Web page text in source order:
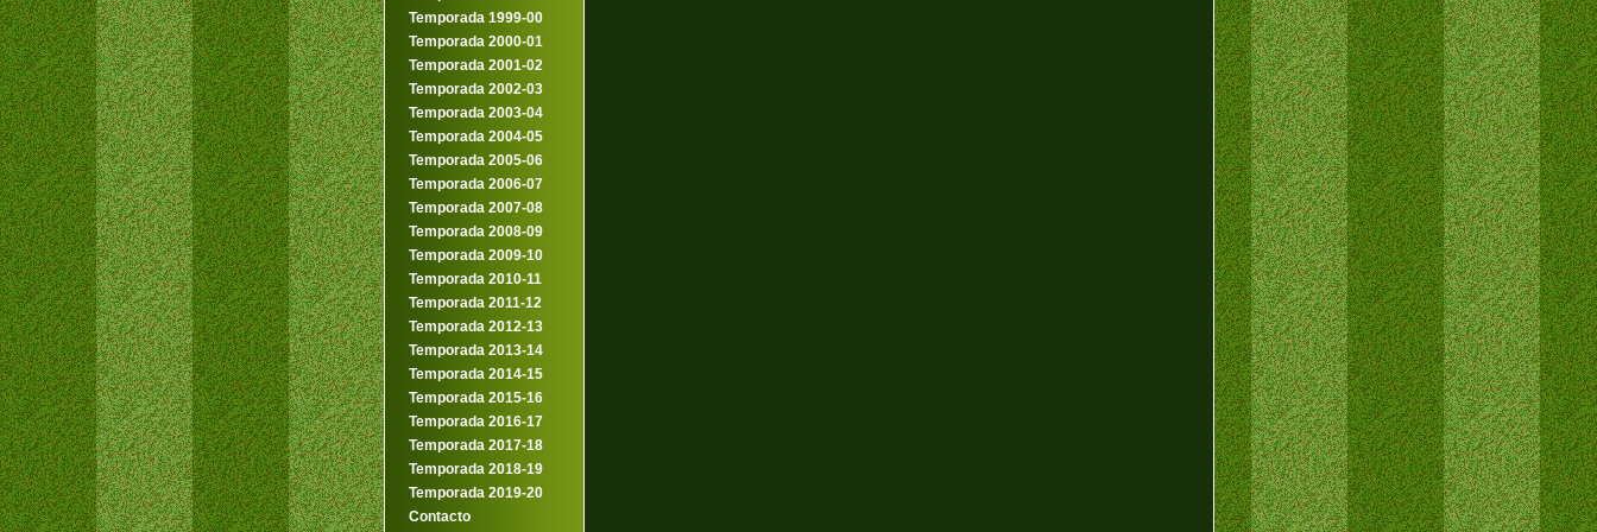
Temporada 1999-00
Temporada 2000-01
Temporada 2001-02
Temporada 2002-03
Temporada 2003-04
Temporada 2004-05
Temporada 2005-06
Temporada 2006-07
Temporada 2007-08
Temporada 2008-09
Temporada 2009-10
Temporada 2010-11
Temporada 2011-12
Temporada 2012-13
Temporada 2013-14
Temporada 2014-15
Temporada 2015-16
Temporada 2016-17
Temporada 2017-18
Temporada 2018-19
Temporada 2019-20
Contacto